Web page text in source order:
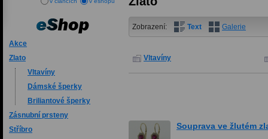
Akce
Zlato
Vltavíny
Dámské šperky
Briliantové šperky
Zásnubní prsteny
Stříbro
Zobrazení: Text Galerie
Vltavíny
Souprava ve žlutém